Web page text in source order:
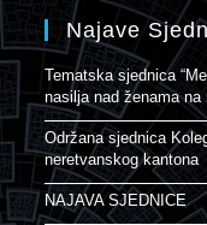
Najave
Tematska sjednica
nasilja nad ženama na
Održana sjednica
neretvanskog kantona
NAJAVA SJEDNICE